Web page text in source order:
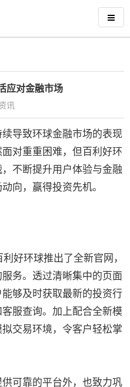
应对金融市场
讯
导致环球金融市场的表现
对重重困难，但百利好环
不断提升用户体验与金融
向，赢得投资先机。
环球推出了全新官网，
务。透过清晰集中的页面
够及时获取最新的投资行
服查询。加上配合全新模
交易环境，令客户轻松掌
可靠的平台外，也致力巩